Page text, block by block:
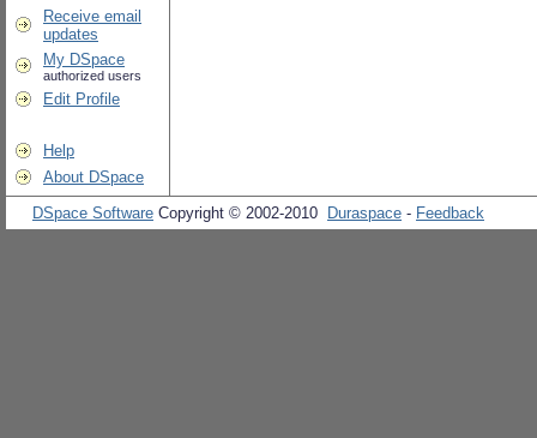
Receive email
updates
My DSpace
authorized users
Edit Profile
Help
About DSpace
DSpace Software Copyright © 2002-2010 Duraspace - Feedback